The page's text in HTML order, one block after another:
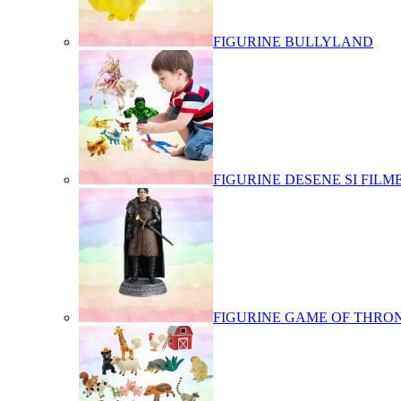
FIGURINE BULLYLAND
FIGURINE DESENE SI
FIGURINE GAME OF